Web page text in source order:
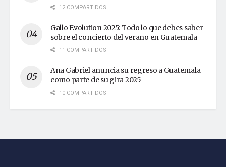
12 COMPARTIDOS
Gallo Evolution 2025: Todo lo que debes saber
sobre el concierto del verano en Guatemala
11 COMPARTIDOS
Ana Gabriel anuncia su regreso a Guatemala
como parte de su gira 2025
10 COMPARTIDOS